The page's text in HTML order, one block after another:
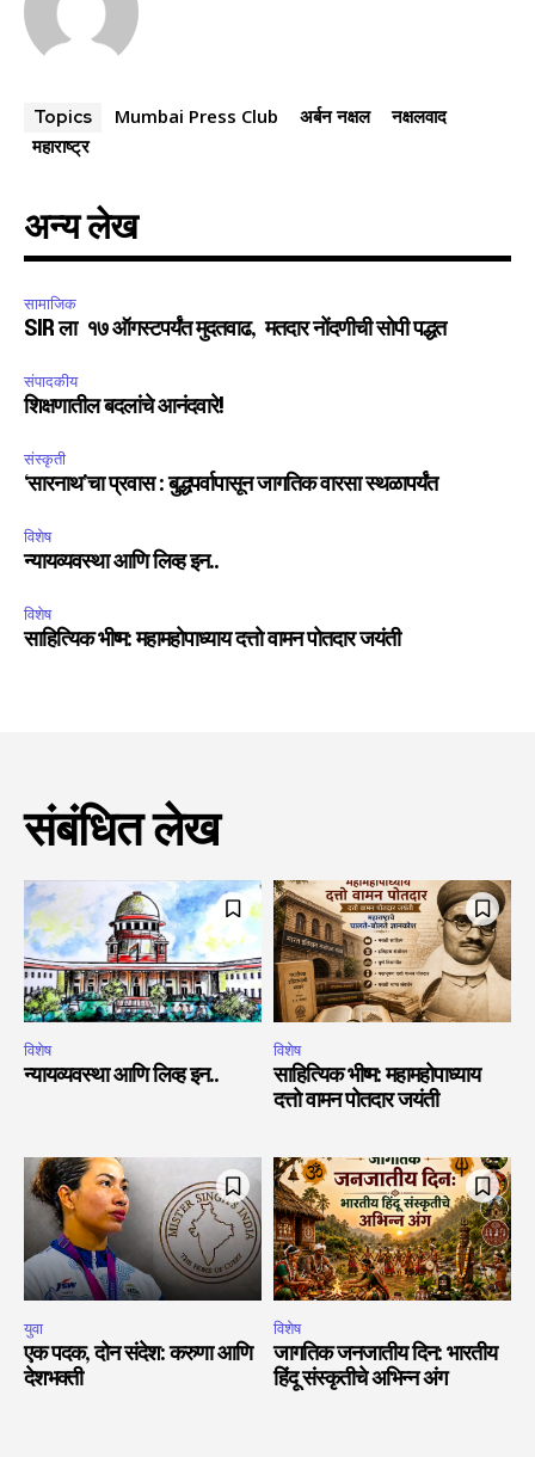
Topics Mumbai Press Club अर्बन नक्षल
नक्षलवाद
महाराष्ट्र
अन्य लेख
सामाजिक
SIR ला १७ ऑगस्टपर्यंत मुदतवाढ, मतदार नोंदणीची सोपी पद्धत
संपादकीय
शिक्षणातील बदलांचे आनंदवारे!
संस्कृती
‘सारनाथ’चा प्रवास : बुद्धपर्वापासून जागतिक वारसा स्थळापर्यंत
विशेष
न्यायव्यवस्था आणि लिव्ह इन..
विशेष
साहित्यिक भीष्म: महामहोपाध्याय दत्तो वामन पोतदार जयंती
संबंधित लेख
विशेष
न्यायव्यवस्था आणि लिव्ह इन..
विशेष
साहित्यिक भीष्म: महामहोपाध्याय
दत्तो वामन पोतदार जयंती
युवा
एक पदक, दोन संदेश: करुणा आणि
देशभक्ती
विशेष
जागतिक जनजातीय दिन: भारतीय
हिंदू संस्कृतीचे अभिन्न अंग